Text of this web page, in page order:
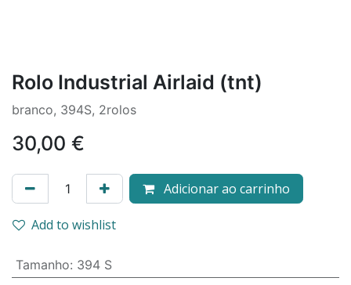
Rolo Industrial Airlaid (tnt)
branco, 394S, 2rolos
30,00 €
Adicionar ao carrinho
Add to wishlist
Tamanho: 394 S